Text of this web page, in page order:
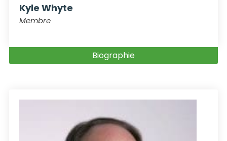
Kyle Whyte
Membre
Biographie